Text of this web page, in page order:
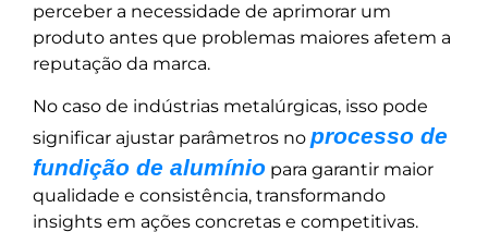
perceber a necessidade de aprimorar um
produto antes que problemas maiores afetem a
reputação da marca.
No caso de indústrias metalúrgicas, isso pode
significar ajustar parâmetros no processo de
fundição de alumínio para garantir maior
qualidade e consistência, transformando
insights em ações concretas e competitivas.